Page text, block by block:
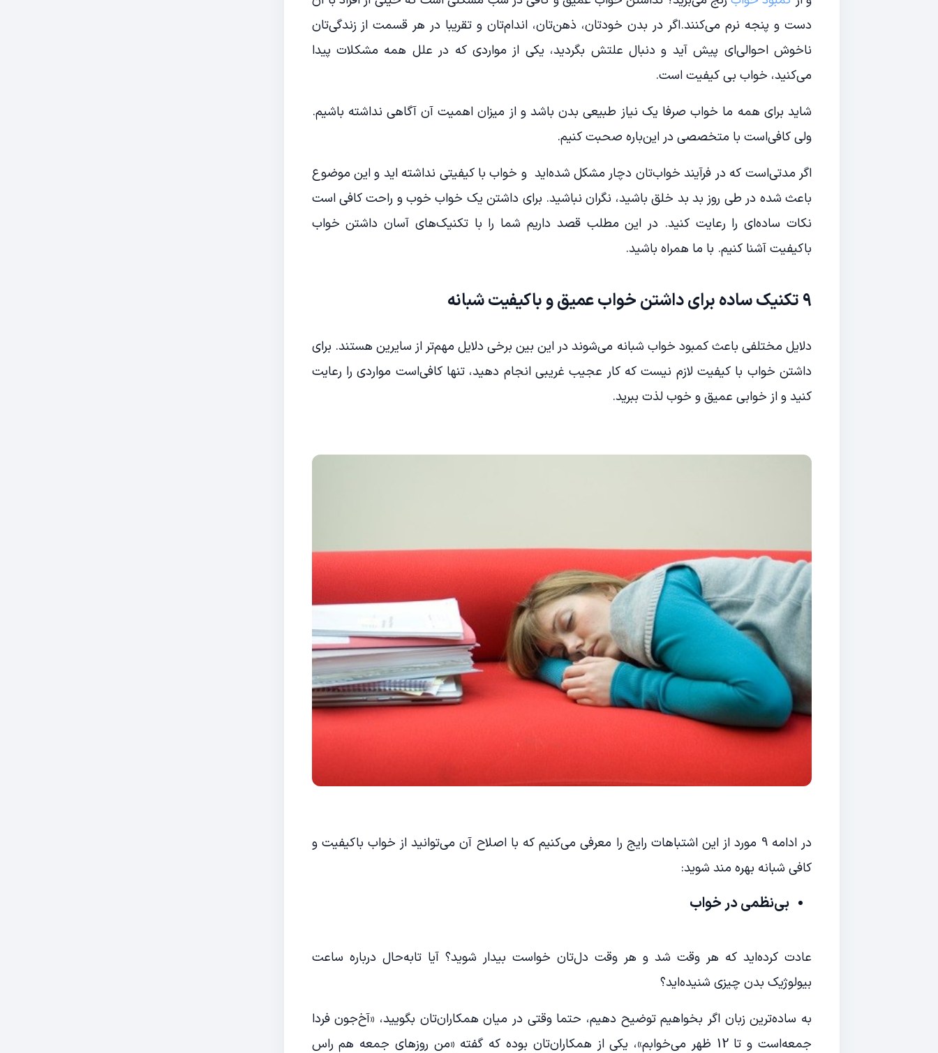
دست و پنجه نرم می‌کنند.اگر در بدن خودتان، ذهن‌تان، اندام‌تان و تقریبا در هر قسمت از زندگی‌تان
ناخوش احوالی‌ای پیش آید و دنبال علتش بگردید،‌ یکی از مواردی که در علل همه مشکلات پیدا
می‌کنید، خواب بی کیفیت است.
شاید برای همه ما خواب صرفا یک نیاز طبیعی بدن باشد و از میزان اهمیت آن آگاهی نداشته باشیم.
ولی کافی‌است با متخصصی در این‌باره صحبت کنیم.
اگر مدتی‌است که در فرآیند خواب‌تان دچار مشکل شده‌اید و خواب با کیفیتی نداشته اید و این موضوع
باعث شده در طی روز بد بد خلق باشید، نگران نباشید. برای داشتن یک خواب خوب و راحت کافی است
نکات ساده‌ای را رعایت کنید. در این مطلب قصد داریم شما را با تکنیک‌های آسان داشتن خواب
باکیفیت آشنا کنیم. با ما همراه باشید.
9 تکنیک ساده برای داشتن خواب عمیق و باکیفیت شبانه
دلایل مختلفی باعث کمبود خواب شبانه می‌شوند در این بین برخی دلایل مهم‌تر از سایرین هستند. برای
داشتن خواب با کیفیت لازم نیست که کار عجیب غریبی انجام دهید، تنها کافی‌است مواردی را رعایت
کنید و از خوابی عمیق و خوب لذت ببرید.
در ادامه 9 مورد از این اشتباهات رایج را معرفی می‌کنیم که با اصلاح آن می‌توانید از خواب باکیفیت و
کافی شبانه بهره مند شوید:
بی‌نظمی در خواب
عادت کرده‌اید که هر وقت شد و هر وقت دل‌تان خواست بیدار شوید؟ آیا تابه‌حال درباره ساعت
بیولوژیک بدن چیزی شنیده‌اید؟
به ساده‌ترین زبان اگر بخواهیم توضیح دهیم، حتما وقتی در میان همکاران‌تان بگویید، «آخ‌جون فردا
جمعه‌است و تا 12 ظهر می‌خوابم»‌، یکی از همکاران‌تان بوده که گفته «من روزهای جمعه هم راس